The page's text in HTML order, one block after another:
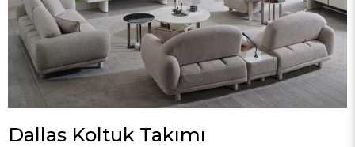
Dallas Koltuk Takımı